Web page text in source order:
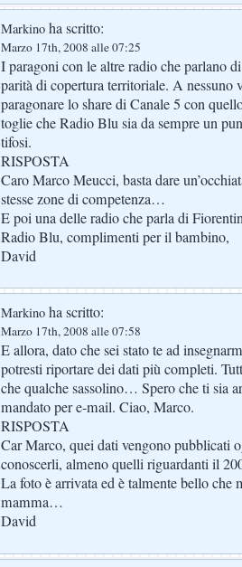
Markino ha scritto:
Marzo 17th, 2008 alle 07:25
I paragoni con le altre radio che parlano
parità di copertura territoriale. A nessuno
paragonare lo share di Canale 5 con
toglie che Radio Blu sia da sempre un
tifosi.
RISPOSTA
Caro Marco Meucci, basta dare
stesse zone di competenza…
E poi una delle radio che parla di
Radio Blu, complimenti per il bambino,
David
Markino ha scritto:
Marzo 17th, 2008 alle 07:58
E allora, dato che sei stato te ad
potresti riportare dei dati più completi.
che qualche sassolino… Spero che ti sia
mandato per e-mail. Ciao, Marco.
RISPOSTA
Car Marco, quei dati vengono pubblicati
conoscerli, almeno quelli riguardanti il
La foto è arrivata ed è talmente bello che
mamma…
David